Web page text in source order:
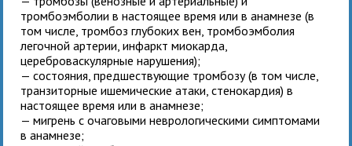
тромбоэмболии в настоящее время или в анамнезе (в
том числе, тромбоз глубоких вен, тромбоэмболия
легочной артерии, инфаркт миокарда,
цереброваскулярные нарушения);
— состояния, предшествующие тромбозу (в том числе,
транзиторные ишемические атаки, стенокардия) в
настоящее время или в анамнезе;
— мигрень с очаговыми неврологическими симптомами
в анамнезе;